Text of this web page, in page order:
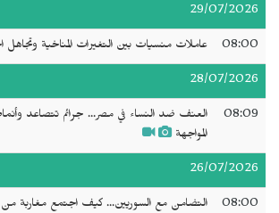
29/07/2026
08:00 عاملات منسيات بين التغيرات المناخية وتجاهل
28/07/2026
08:09
العنف ضد النساء في مصر... جرائم تتصاعد
المواجهة
26/07/2026
08:00
التضامن مع السوريين... كيف اجتمع مغاربة